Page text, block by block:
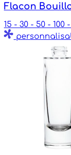
Flacon
15 - 30 - 50 - 100